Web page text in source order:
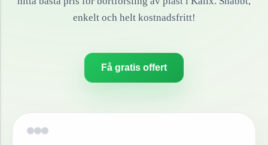
enkelt och helt kostnadsfritt!
Få gratis offert